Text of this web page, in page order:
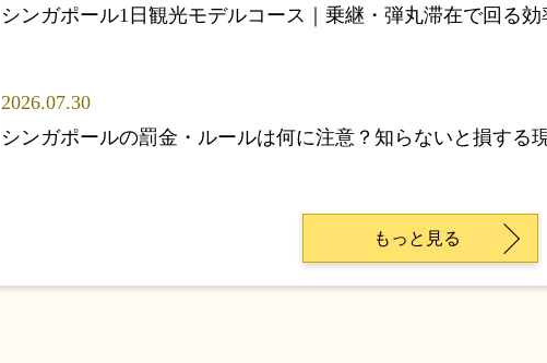
シンガポール1日観光モデルコース｜乗継・弾丸滞在で回る
2026.07.30
シンガポールの罰金・ルールは何に注意？知らないと損する
もっと見る